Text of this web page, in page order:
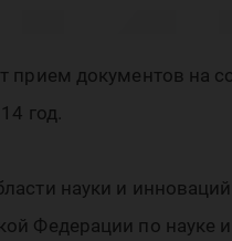
прием документов на
год.
науки и
Федерации по науке